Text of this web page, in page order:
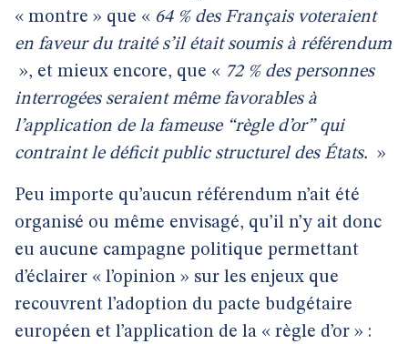
« montre » que « 64 % des Français voteraient
en faveur du traité s’il était soumis à référendum
», et mieux encore, que « 72 % des personnes
interrogées seraient même favorables à
l’application de la fameuse “règle d’or” qui
contraint le déficit public structurel des États. »
Peu importe qu’aucun référendum n’ait été
organisé ou même envisagé, qu’il n’y ait donc
eu aucune campagne politique permettant
d’éclairer « l’opinion » sur les enjeux que
recouvrent l’adoption du pacte budgétaire
européen et l’application de la « règle d’or » :